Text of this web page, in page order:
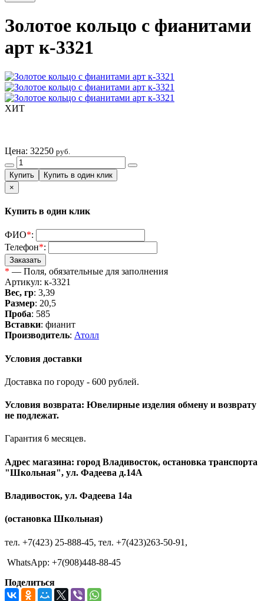
Золотое кольцо с фианитами
арт к-3321
ХИТ
Цена: 32250 руб.
×
Купить в один клик
ФИО*:
Телефон*:
* — Поля, обязательные для заполнения
Артикул: к-3321
Вес, гр: 3,39
Размер: 20,5
Проба: 585
Вставки: фианит
Производитель: Атолл
Условия доставки
Доставка по городу - 600 рублей.
Условия возврата: Ювелирные изделия обмену и возврату
не подлежат.
Гарантия 6 месяцев.
Адрес магазина: город Владивосток, остановка транспорта
"Школьная", ул. Фадеева д.14А
Владивосток, ул. Фадеева 14а
(остановка Школьная)
тел. +7(423) 25-888-45, тел. +7(423)263-50-91,
WhatsApp: +7(908)448-88-45
Поделиться